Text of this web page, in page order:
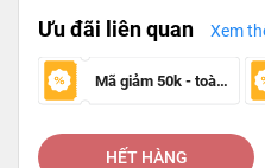
Ưu đãi liên quan Xem
Mã giảm 50k - toàn sàn
HẾT HÀNG